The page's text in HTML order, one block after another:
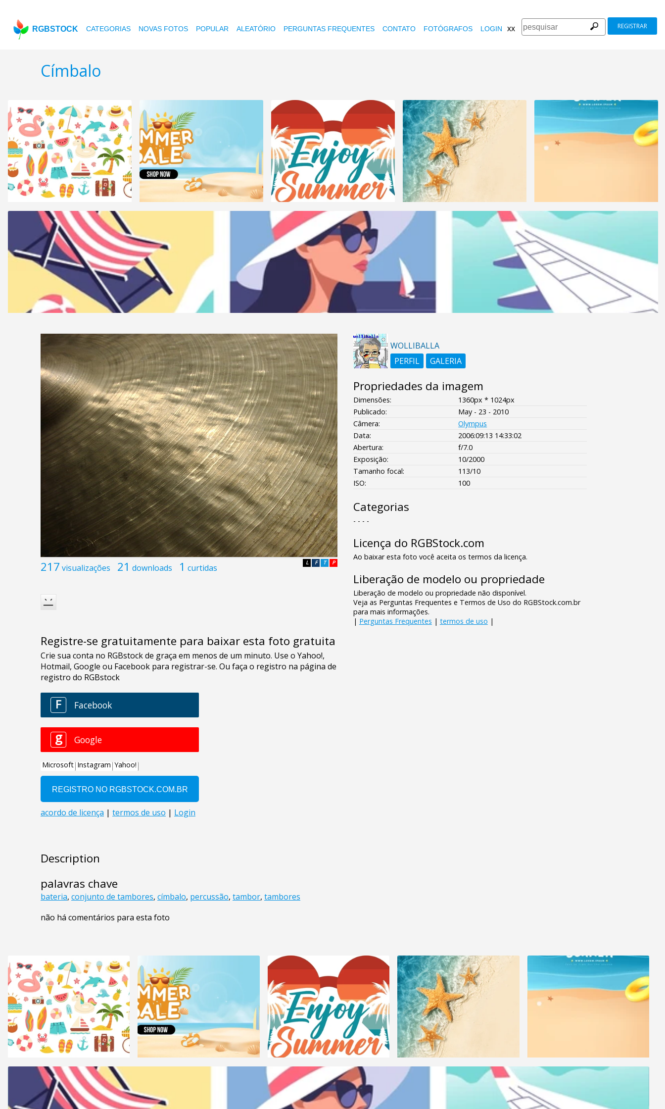
RGBSTOCK CATEGORIAS NOVAS FOTOS POPULAR ALEATÓRIO PERGUNTAS FREQUENTES CONTATO FOTÓGRAFOS LOGIN xx REGISTRAR
Címbalo
217 visualizações 21 downloads 1 curtidas P
T
F
L
Registre-se gratuitamente para baixar esta foto gratuita
Description
palavras chave
bateria, conjunto de tambores, címbalo, percussão, tambor, tambores
não há comentários para esta foto
WOLLIBALLA
PERFIL
GALERIA
Propriedades da imagem
Dimensões:
1360px * 1024px
Publicado:
May - 23 - 2010
Câmera:
Olympus
Data:
2006:09:13 14:33:02
Abertura:
f/7.0
Exposição:
10/2000
Tamanho focal:
113/10
ISO:
100
Categorias
- - - -
Licença do RGBStock.com
Ao baixar esta foto você aceita os termos da licença.
Liberação de modelo ou propriedade
Liberação de modelo ou propriedade não disponível.
Veja as Perguntas Frequentes e Termos de Uso do RGBStock.com.br
para mais informações.
| Perguntas Frequentes | termos de uso |